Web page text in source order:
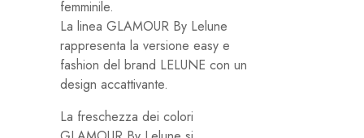
femminile.
La linea GLAMOUR By Lelune
rappresenta la versione easy e
fashion del brand LELUNE con un
design accattivante.
La freschezza dei colori